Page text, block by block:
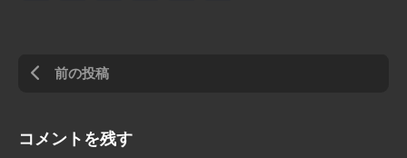
前の投稿
コメントを残す